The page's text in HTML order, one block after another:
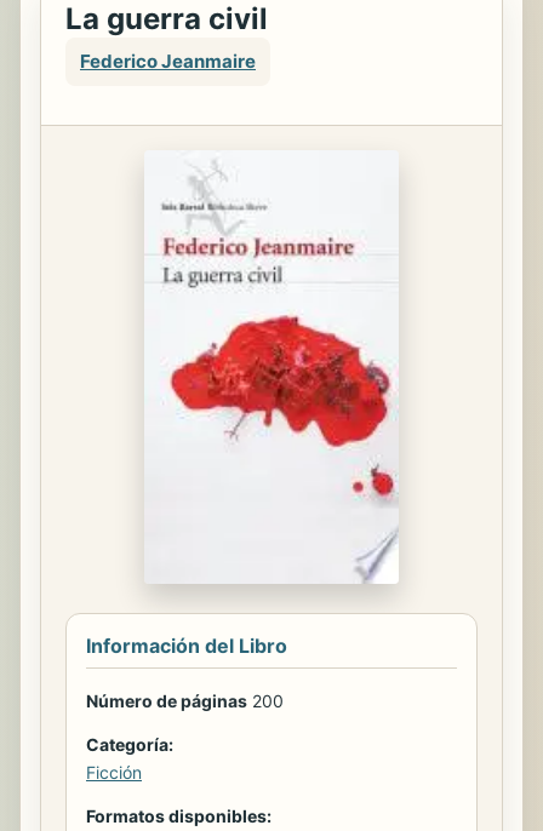
La guerra civil
Federico Jeanmaire
Información del Libro
Número de páginas 200
Categoría:
Ficción
Formatos disponibles: